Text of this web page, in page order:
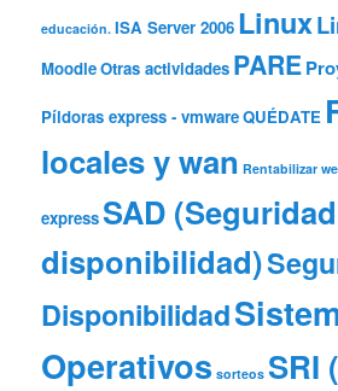
educación. ISA Server 2006 Linux
MoodleOtras actividades PARE
Píldoras express - vmwareQUÉDATE
locales y wan Rentabilizar
expressSAD
disponibilidad)
Disponibilidad
Operativos sorteos SRI